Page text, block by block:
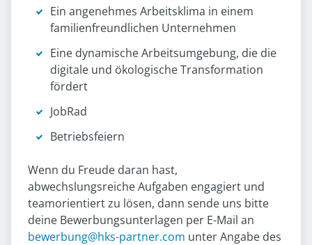
Ein angenehmes Arbeitsklima in einem
familienfreundlichen Unternehmen
Eine dynamische Arbeitsumgebung, die die
digitale und ökologische Transformation
fördert
JobRad
Betriebsfeiern
Wenn du Freude daran hast,
abwechslungsreiche Aufgaben engagiert und
teamorientiert zu lösen, dann sende uns bitte
deine Bewerbungsunterlagen per E-Mail an
bewerbung@hks-partner.com unter Angabe des